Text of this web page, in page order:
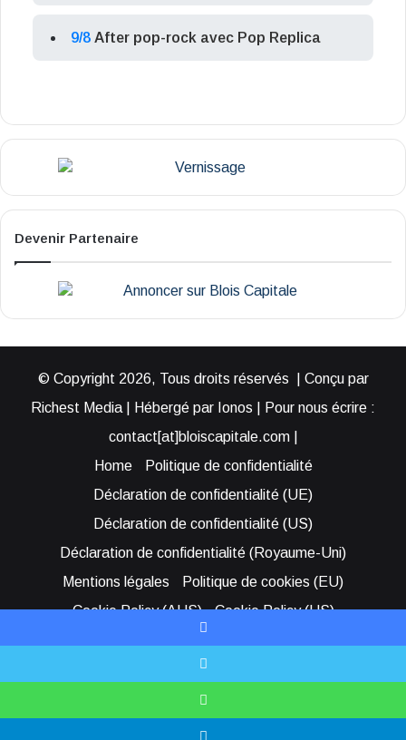
9/8 After pop-rock avec Pop Replica
Devenir Partenaire
© Copyright 2026, Tous droits réservés | Conçu par
Richest Media | Hébergé par Ionos | Pour nous écrire :
contact[at]bloiscapitale.com |
Home
Politique de confidentialité
Déclaration de confidentialité (UE)
Déclaration de confidentialité (US)
Déclaration de confidentialité (Royaume-Uni)
Mentions légales
Politique de cookies (EU)
Cookie Policy (AUS)
Cookie Policy (US)
Bénéficier d’une assistance
FacebookYouTubeInstagram
RSS Bluesky
Facebook
X
WhatsApp